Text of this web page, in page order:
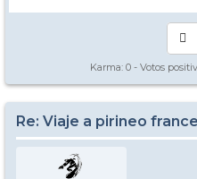
Karma: 0 - Votos
Re: Viaje a pirineo